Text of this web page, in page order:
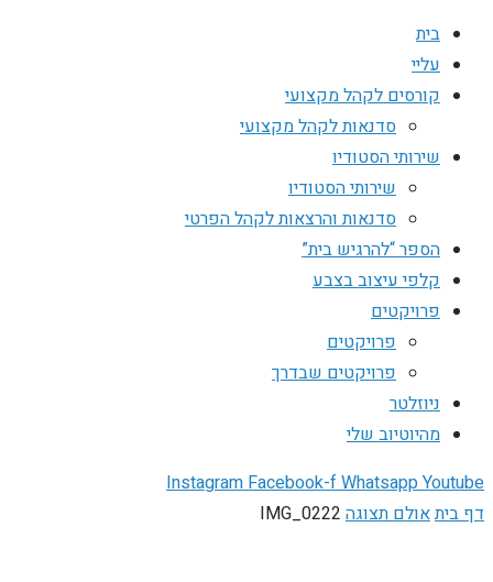
בית
עליי
קורסים לקהל מקצועי
סדנאות לקהל מקצועי
שירותי הסטודיו
שירותי הסטודיו
סדנאות והרצאות לקהל הפרטי
הספר “להרגיש בית”
קלפי עיצוב בצבע
פרויקטים
פרויקטים
פרויקטים שבדרך
ניוזלטר
מהיוטיוב שלי
InstagramFacebook-fWhatsappYoutube
דף ביתאולם תצוגה IMG_0222